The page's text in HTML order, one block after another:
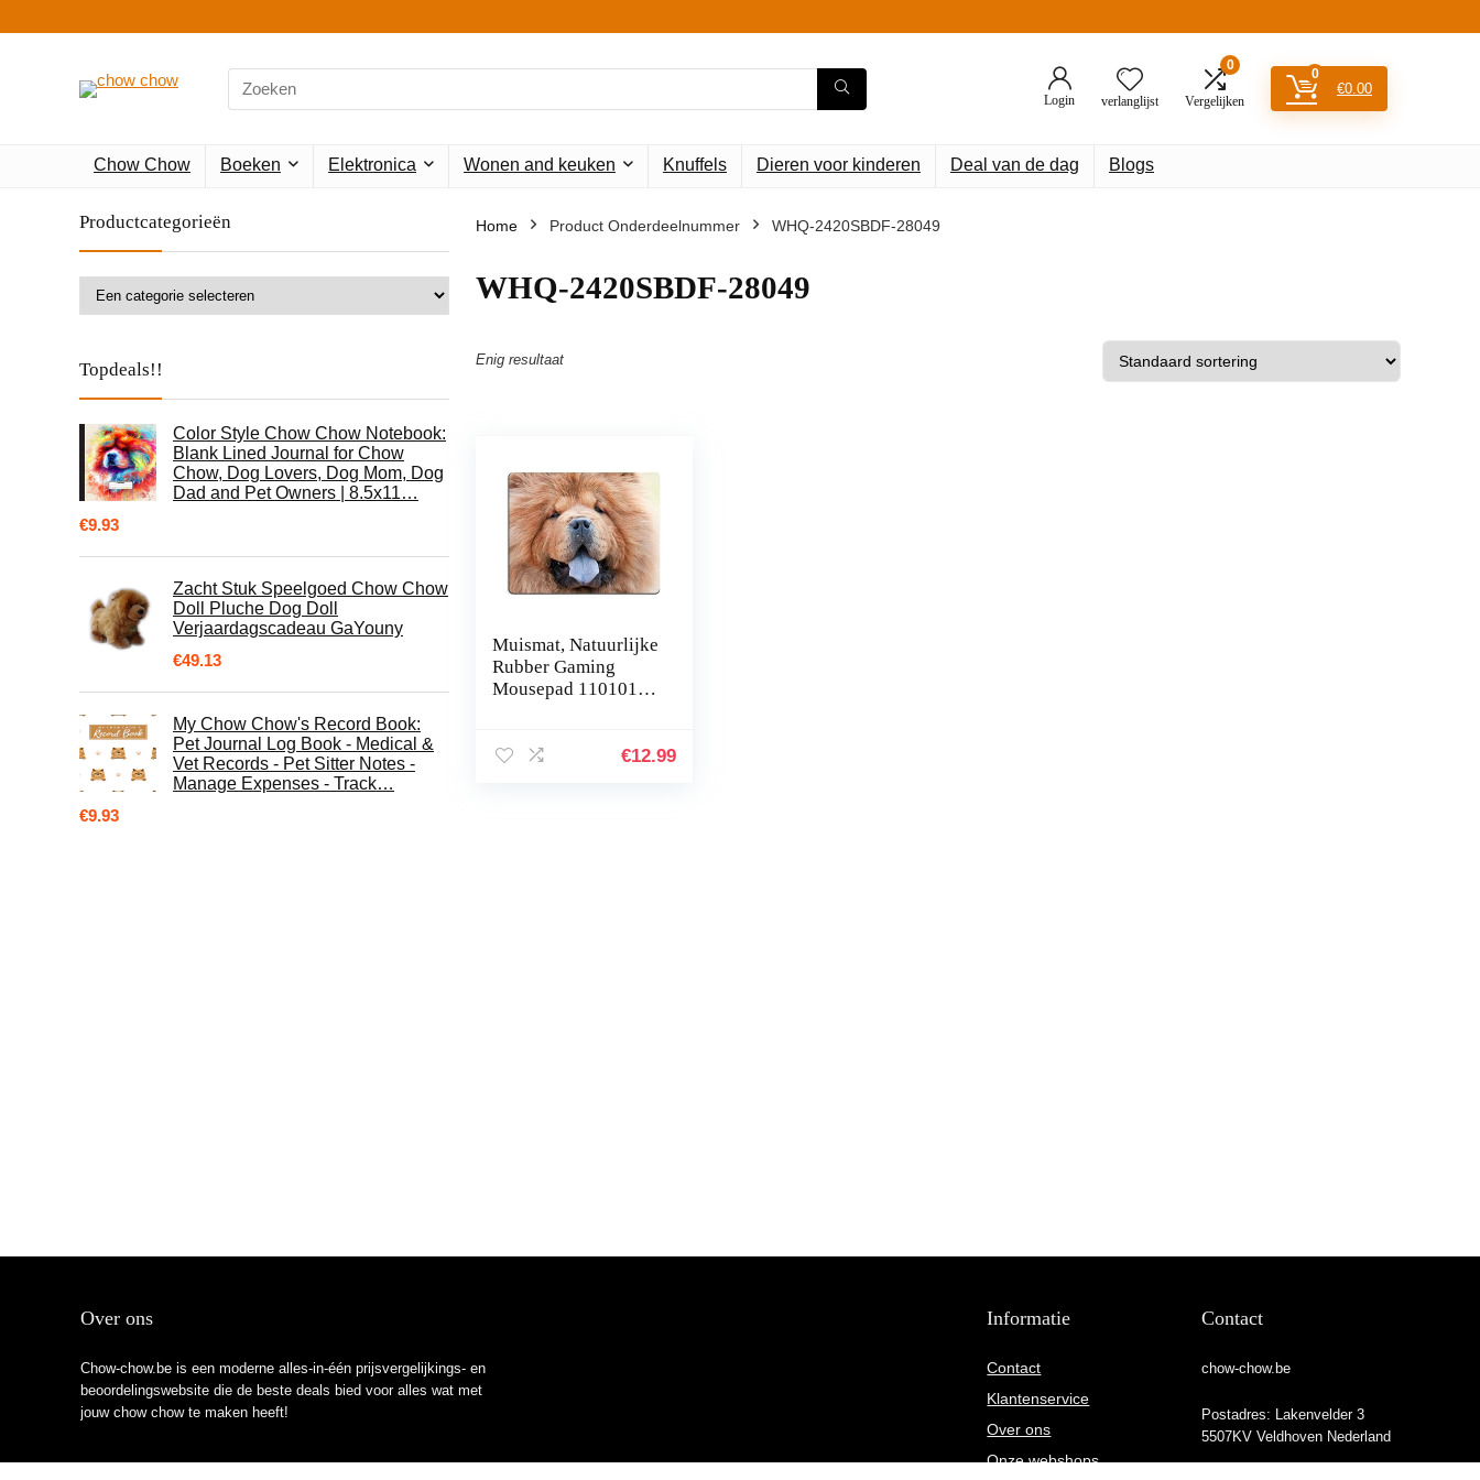
Search
for:
Login verlanglijst
0
Vergelijken
0
€0.00
Chow Chow Boeken Elektronica Wonen and keuken Knuffels Dieren voor kinderen Deal van de dag Blogs
Productcategorieën
Topdeals!!
Color Style Chow Chow Notebook:
Blank Lined Journal for Chow
Chow, Dog Lovers, Dog Mom, Dog
Dad and Pet Owners | 8.5x11…
€9.93
Zacht Stuk Speelgoed Chow Chow
Doll Pluche Dog Doll
Verjaardagscadeau GaYouny
€49.13
My Chow Chow's Record Book:
Pet Journal Log Book - Medical &
Vet Records - Pet Sitter Notes -
Manage Expenses - Track…
€9.93
Home Product Onderdeelnummer ‎WHQ-2420SBDF-28049
‎WHQ-2420SBDF-28049
Enig resultaat
Muismat, Natuurlijke
Rubber Gaming
Mousepad 11010167
€12.99
Over ons
Chow-chow.be is een moderne alles-in-één prijsvergelijkings- en
beoordelingswebsite die de beste deals bied voor alles wat met
jouw chow chow te maken heeft!
Informatie
Contact
Klantenservice
Over ons
Onze webshops
Contact
chow-chow.be
Postadres: Lakenvelder 3
5507KV Veldhoven Nederland